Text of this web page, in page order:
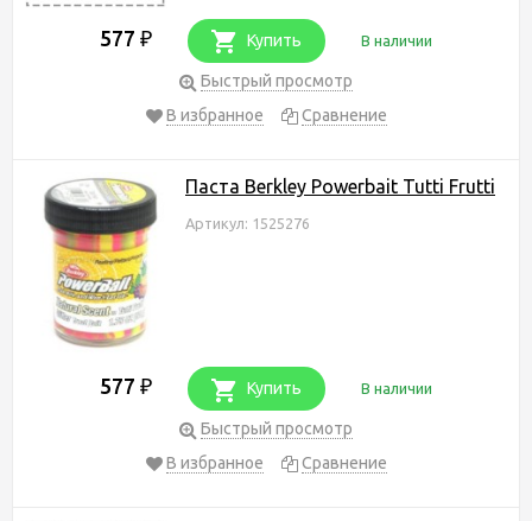
577 ₽ Купить В наличии
Быстрый просмотр
В избранное
Сравнение
Паста Berkley Powerbait Tutti Frutti
Артикул: 1525276
577 ₽ Купить В наличии
Быстрый просмотр
В избранное
Сравнение